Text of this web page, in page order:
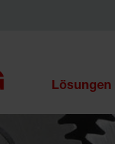
Lösungen